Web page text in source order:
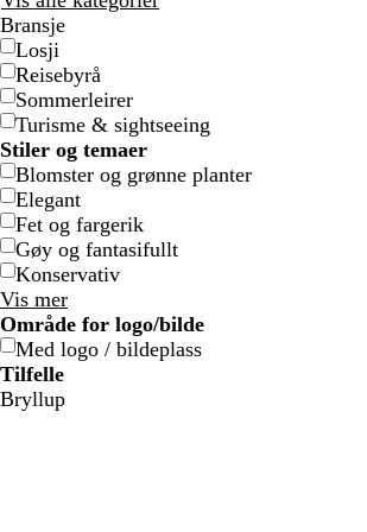
j
e
j
e
a
r
g
e
a
r
g
e
Bransje
Losji
Reisebyrå
Sommerleirer
Turisme & sightseeing
Stiler og temaer
Blomster og grønne planter
Elegant
Fet og fargerik
Gøy og fantasifullt
Konservativ
Vis mer
Område for logo/bilde
Med logo / bildeplass
Tilfelle
Bryllup